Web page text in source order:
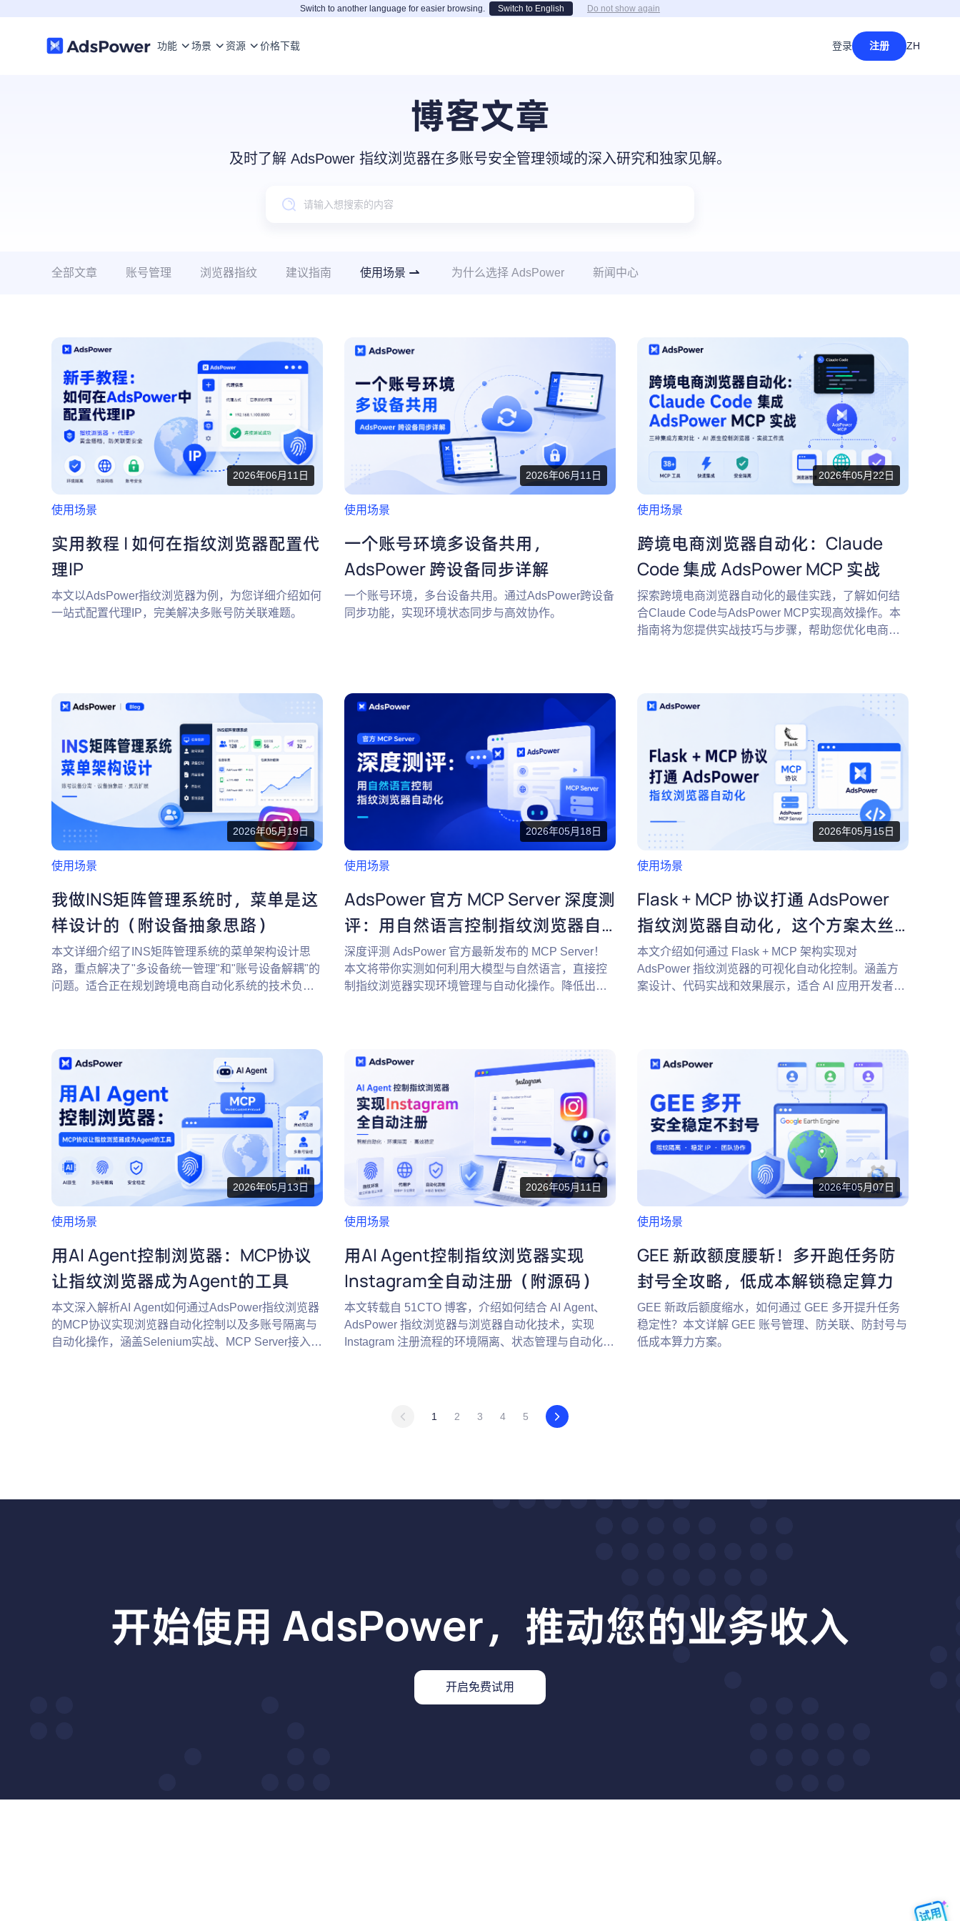
Switch to another language for easier browsing. Switch to English Do not show again
功能 场景 资源 价格下载 登录 注册 ZH
博客文章
及时了解 AdsPower 指纹浏览器在多账号安全管理领域的深入研究和独家见解。
全部文章 账号管理 浏览器指纹 建议指南 使用场景 为什么选择 AdsPower 新闻中心
2026年06月11日
使用场景
实用教程 | 如何在指纹浏览器配置代
理IP
本文以AdsPower指纹浏览器为例，为您详细介绍如何
一站式配置代理IP，完美解决多账号防关联难题。
2026年06月11日
使用场景
一个账号环境多设备共用，
AdsPower 跨设备同步详解
一个账号环境，多台设备共用。通过AdsPower跨设备
同步功能，实现环境状态同步与高效协作。
2026年05月22日
使用场景
跨境电商浏览器自动化：Claude
Code 集成 AdsPower MCP 实战
探索跨境电商浏览器自动化的最佳实践，了解如何结
合Claude Code与AdsPower MCP实现高效操作。本
指南将为您提供实战技巧与步骤，帮助您优化电商流
2026年05月19日
使用场景
我做INS矩阵管理系统时，菜单是这
样设计的（附设备抽象思路）
本文详细介绍了INS矩阵管理系统的菜单架构设计思
路，重点解决了"多设备统一管理"和"账号设备解耦"的
问题。适合正在规划跨境电商自动化系统的技术负责
2026年05月18日
使用场景
AdsPower 官方 MCP Server 深度测
评：用自然语言控制指纹浏览器自
动化
深度评测 AdsPower 官方最新发布的 MCP Server！
本文将带你实测如何利用大模型与自然语言，直接控
制指纹浏览器实现环境管理与自动化操作。降低出海
2026年05月15日
使用场景
Flask + MCP 协议打通 AdsPower
指纹浏览器自动化，这个方案太丝
滑了
本文介绍如何通过 Flask + MCP 架构实现对
AdsPower 指纹浏览器的可视化自动化控制。涵盖方
案设计、代码实战和效果展示，适合 AI 应用开发者和
2026年05月13日
使用场景
用AI Agent控制浏览器：MCP协议
让指纹浏览器成为Agent的工具
本文深入解析AI Agent如何通过AdsPower指纹浏览器
的MCP协议实现浏览器自动化控制以及多账号隔离与
自动化操作，涵盖Selenium实战、MCP Server接入方
2026年05月11日
使用场景
用AI Agent控制指纹浏览器实现
Instagram全自动注册（附源码）
本文转载自 51CTO 博客，介绍如何结合 AI Agent、
AdsPower 指纹浏览器与浏览器自动化技术，实现
Instagram 注册流程的环境隔离、状态管理与自动化控
2026年05月07日
使用场景
GEE 新政额度腰斩！多开跑任务防
封号全攻略，低成本解锁稳定算力
GEE 新政后额度缩水，如何通过 GEE 多开提升任务
稳定性？本文详解 GEE 账号管理、防关联、防封号与
低成本算力方案。
1 2 3 4 5
开始使用 AdsPower，推动您的业务收入
开启免费试用